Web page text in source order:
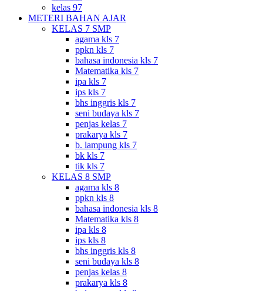
kelas 97
METERI BAHAN AJAR
KELAS 7 SMP
agama kls 7
ppkn kls 7
bahasa indonesia kls 7
Matematika kls 7
ipa kls 7
ips kls 7
bhs inggris kls 7
seni budaya kls 7
penjas kelas 7
prakarya kls 7
b. lampung kls 7
bk kls 7
tik kls 7
KELAS 8 SMP
agama kls 8
ppkn kls 8
bahasa indonesia kls 8
Matematika kls 8
ipa kls 8
ips kls 8
bhs inggris kls 8
seni budaya kls 8
penjas kelas 8
prakarya kls 8